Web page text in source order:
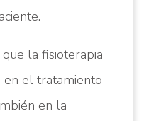
la fisioterapia
el tratamiento
en la